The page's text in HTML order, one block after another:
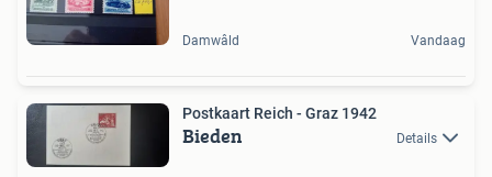
Damwâld Vandaag
Postkaart Reich - Graz 1942
Bieden Details